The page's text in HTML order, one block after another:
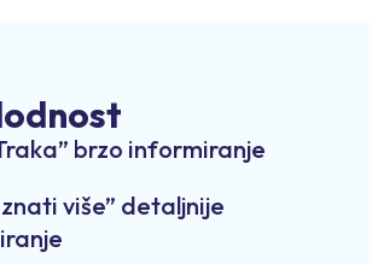
brzo informiranje
više” detaljnije